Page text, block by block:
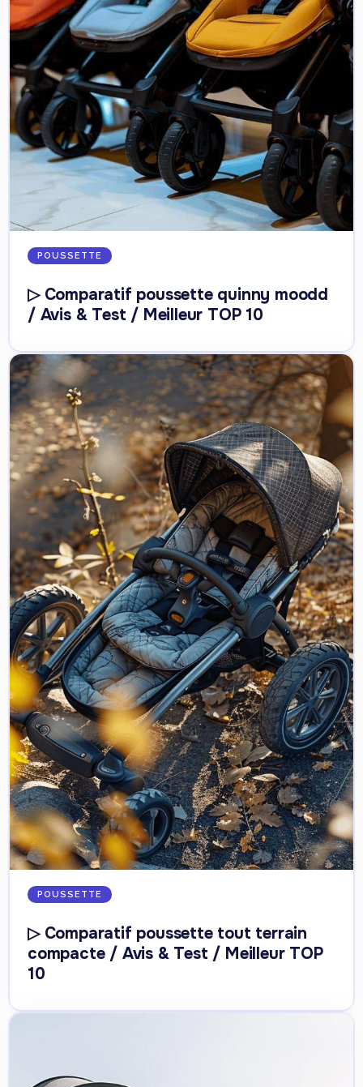
POUSSETTE
▷ Comparatif poussette quinny moodd
/ Avis & Test / Meilleur TOP 10
POUSSETTE
▷ Comparatif poussette tout terrain
compacte / Avis & Test / Meilleur TOP
10